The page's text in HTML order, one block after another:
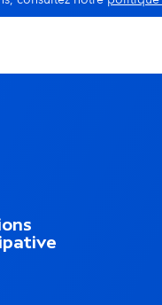
i
r